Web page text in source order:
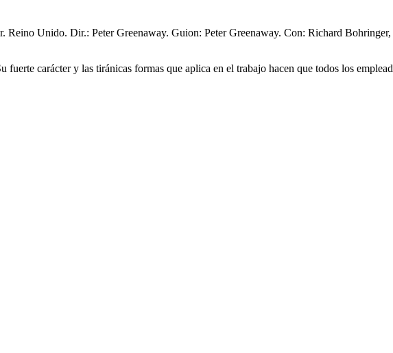
Unido. Dir.: Peter Greenaway. Guion: Peter Greenaway. Con: Richard
fuerte carácter y las tiránicas formas que aplica en el trabajo hacen que todos los